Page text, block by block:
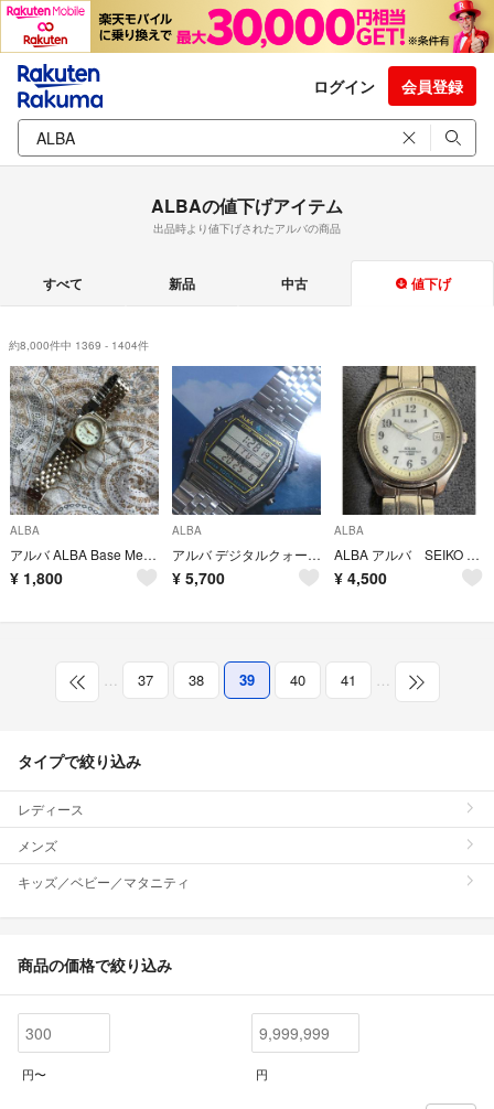
ログイン 会員登録
ALBAの値下げアイテム
出品時より値下げされたアルバの商品
すべて 新品 中古 値下げ
約8,000件中 1369 - 1404件
ALBA
アルバ ALBA Base Metal V827-0111 A0 レディース時計
¥ 1,800
ALBA
アルバ デジタルクォーツ 電池交換済稼働品
¥ 5,700
ALBA
ALBA アルバ SEIKO セイコー 日本製 金属 ベルトレディース 腕時計
¥ 4,500
… 37 38 39 40 41 …
タイプで絞り込み
レディース
メンズ
キッズ／ベビー／マタニティ
商品の価格で絞り込み
円〜 円